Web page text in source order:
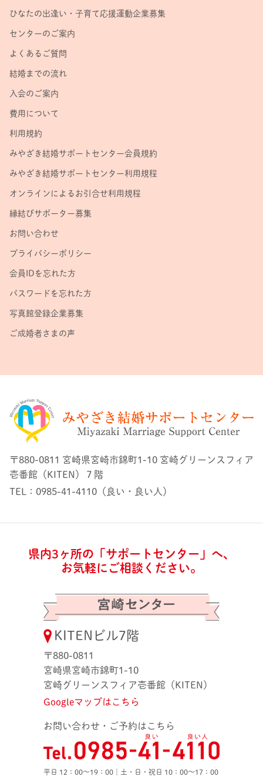
ひなたの出逢い・子育て応援運動企業募集
センターのご案内
よくあるご質問
結婚までの流れ
入会のご案内
費用について
利用規約
みやざき結婚サポートセンター会員規約
みやざき結婚サポートセンター利用規程
オンラインによるお引合せ利用規程
縁結びサポーター募集
お問い合わせ
プライバシーポリシー
会員IDを忘れた方
パスワードを忘れた方
写真館登録企業募集
ご成婚者さまの声
〒880-0811 宮崎県宮崎市錦町1-10 宮崎グリーンスフィア
壱番館（KITEN）７階
TEL：0985-41-4110（良い・良い人）
県内3ヶ所の「サポートセンター」へ、
お気軽にご相談ください。
KITENビル7階
〒880-0811
宮崎県宮崎市錦町1-10
宮崎グリーンスフィア壱番館（KITEN）
Googleマップはこちら
お問い合わせ・ご予約はこちら
平日 12：00〜19：00｜土・日・祝日 10：00〜17：00